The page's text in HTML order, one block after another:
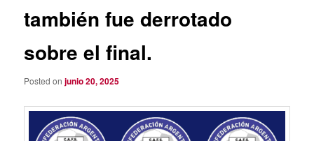
también fue derrotado
sobre el final.
Posted onjunio 20, 2025